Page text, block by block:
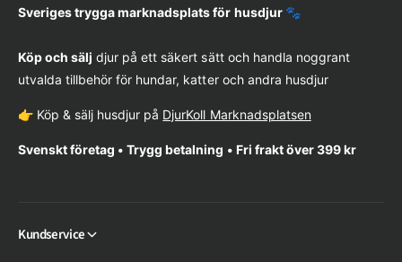
Sveriges trygga marknadsplats för husdjur 🐾
Köp och sälj djur på ett säkert sätt och handla noggrant
utvalda tillbehör för hundar, katter och andra husdjur
👉 Köp & sälj husdjur på DjurKoll Marknadsplatsen
Svenskt företag • Trygg betalning • Fri frakt över 399 kr
Kundservice